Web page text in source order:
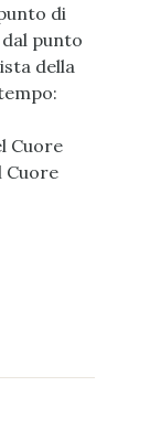
di
punto
della
Cuore
Cuore